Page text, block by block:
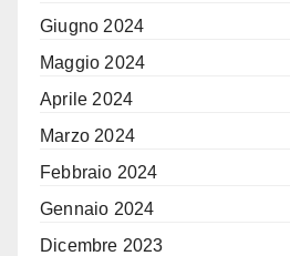
Giugno 2024
Maggio 2024
Aprile 2024
Marzo 2024
Febbraio 2024
Gennaio 2024
Dicembre 2023